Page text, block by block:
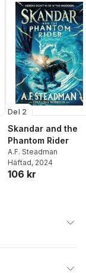
Del 2
Skandar and the
Phantom Rider
A.F. Steadman
Häftad, 2024
106 kr